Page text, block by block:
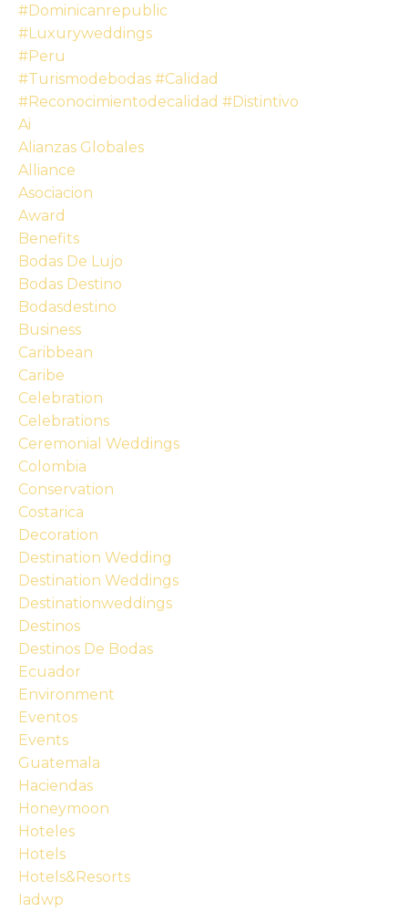
#dominicanrepublic
#luxuryweddings
#peru
#turismodebodas #calidad
#reconocimientodecalidad #distintivo
Ai
Alianzas Globales
Alliance
Asociacion
Award
Benefits
Bodas De Lujo
Bodas Destino
Bodasdestino
Business
Caribbean
Caribe
Celebration
Celebrations
Ceremonial Weddings
Colombia
Conservation
Costarica
Decoration
Destination Wedding
Destination Weddings
Destinationweddings
Destinos
Destinos De Bodas
Ecuador
Environment
Eventos
Events
Guatemala
Haciendas
Honeymoon
Hoteles
Hotels
Hotels&resorts
Iadwp